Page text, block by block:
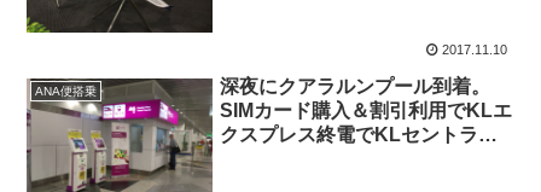
2017.11.10
ANA便搭乗
深夜にクアラルンプール到着。
SIMカード購入＆割引利用でKLエ
クスプレス終電でKLセントラル